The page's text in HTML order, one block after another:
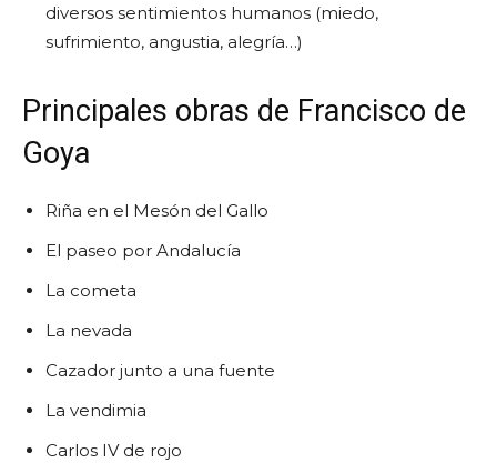
diversos sentimientos humanos (miedo,
sufrimiento, angustia, alegría…)
Principales obras de Francisco de
Goya
Riña en el Mesón del Gallo
El paseo por Andalucía
La cometa
La nevada
Cazador junto a una fuente
La vendimia
Carlos IV de rojo